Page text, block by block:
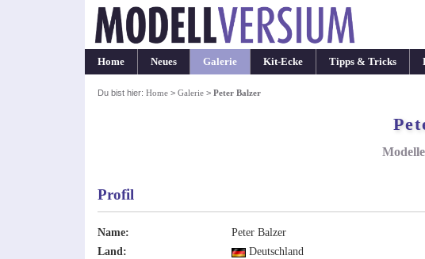
Home Neues Galerie Kit-Ecke Tipps & Tricks
Du bist hier: Home> Galerie> Peter Balzer
Profil
Name:
Peter Balzer
Land:
Deutschland